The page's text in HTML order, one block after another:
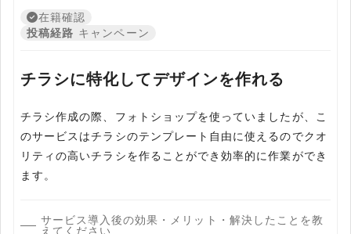
在籍確認
投稿経路 キャンペーン
チラシに特化してデザインを作れる
チラシ作成の際、フォトショップを使っていましたが、こ
のサービスはチラシのテンプレート自由に使えるのでクオ
リティの高いチラシを作ることができ効率的に作業ができ
ます。
サービス導入後の効果・メリット・解決したことを教
えてください